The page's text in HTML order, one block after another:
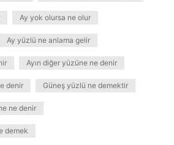
Ay yok olursa ne olur
Ay yüzlü ne anlama gelir
Ayın diğer yüzüne ne denir
denir Güneş yüzlü ne demektir
ne denir
demek